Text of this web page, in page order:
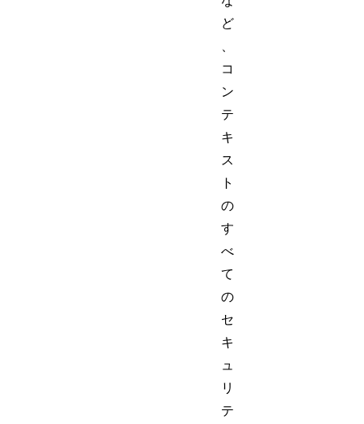
ど
、
コ
ン
テ
キ
ス
ト
の
す
べ
て
の
セ
キ
ュ
リ
テ